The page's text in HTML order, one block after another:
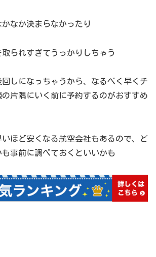
かなか決まらなかったり
取られすぎてうっかりしちゃう
しになっちゃうから、なるべく早くチ
片隅にいく前に予約するのがおすすめ
ほど安くなる航空会社もあるので、ど
事前に調べておくといいかも